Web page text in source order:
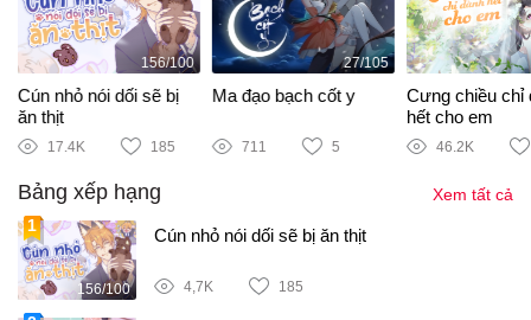
156/100
Cún nhỏ nói dối sẽ bị
ăn thịt
17.4K 185
27/105
Ma đạo bạch cốt y
711 5
Cưng chiều chỉ
hết cho em
46.2K
Bảng xếp hạng Xem tất cả
156/100
Cún nhỏ nói dối sẽ bị ăn thịt
4,7K 185